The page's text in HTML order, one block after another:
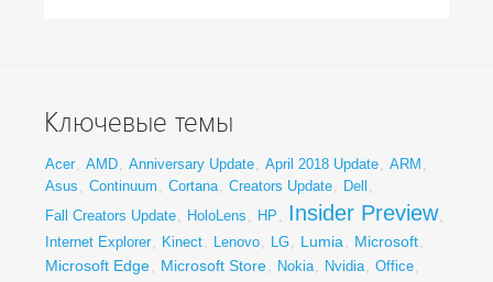
Ключевые темы
Acer, AMD, Anniversary Update, April 2018 Update, ARM ,
Asus , Continuum , Cortana, Creators Update, Dell ,
Fall Creators Update, HoloLens , HP , Insider Preview,
Internet Explorer, Kinect, Lenovo, LG, Lumia, Microsoft,
Microsoft Edge, Microsoft Store, Nokia, Nvidia, Office,